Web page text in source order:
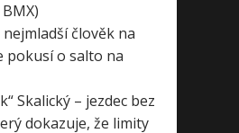
nejmladší člověk na
pokusí o salto na
Skalický – jezdec bez
dokazuje, že limity